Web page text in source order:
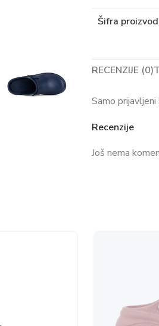
Šifra
RECENZIJE (0)
Recenzije
Još nema
Samo